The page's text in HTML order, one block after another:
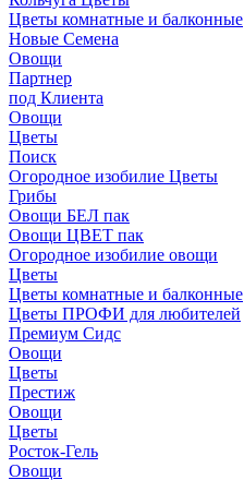
Цветы комнатные и балконные
Новые Семена
Овощи
Партнер
под Клиента
Овощи
Цветы
Поиск
Огородное изобилие Цветы
Грибы
Овощи БЕЛ пак
Овощи ЦВЕТ пак
Огородное изобилие овощи
Цветы
Цветы комнатные и балконные
Цветы ПРОФИ для любителей
Премиум Сидс
Овощи
Цветы
Престиж
Овощи
Цветы
Росток-Гель
Овощи